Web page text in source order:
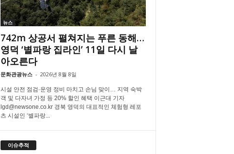
뉴스
742m 상공서 펼쳐지는 푸른 동해…
영덕 ‘별파랑 집라인’ 11일 다시 날
아오른다
문화관광뉴스 - 2026년 8월 8일
시설 안전 점검·운영 정비 마치고 손님 맞이… 지역 숙박
객 및 다자녀 가정 등 20% 할인 혜택 이근대 기자
lgd@newsone.co.kr 경북 영덕의 대표적인 체험형 레포
츠 시설인 ‘별파랑...
이슈추적